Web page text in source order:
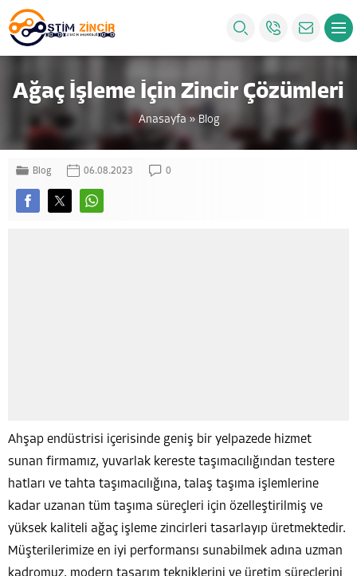
Ağaç İşleme İçin Zincir Çözümleri
Anasayfa » Blog
Blog 06.08.2023 0
Ahşap endüstrisi içerisinde geniş bir yelpazede hizmet
sunan firmamız, yuvarlak kereste taşımacılığından testere
hatları ve tahta taşımacılığına, talaş taşıma işlemlerine
kadar uzanan tüm taşıma süreçleri için özelleştirilmiş ve
yüksek kaliteli ağaç işleme zincirleri tasarlayıp üretmektedir.
Müşterilerimize en iyi performansı sunabilmek adına uzman
kadromuz, modern tasarım tekniklerini ve üretim süreçlerini